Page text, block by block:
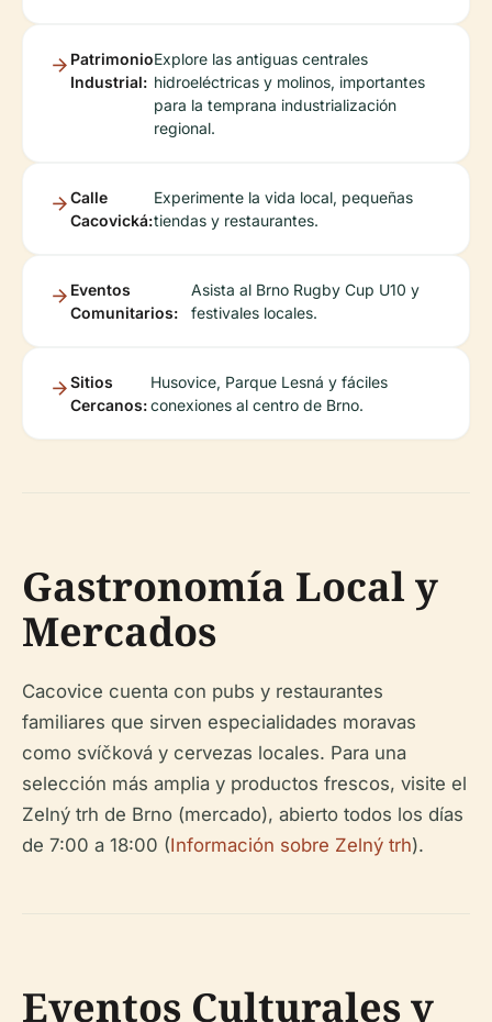
Patrimonio
Industrial:
Explore las antiguas centrales
hidroeléctricas y molinos, importantes
para la temprana industrialización
regional.
Calle
Cacovická:
Experimente la vida local, pequeñas
tiendas y restaurantes.
Eventos
Comunitarios:
Asista al Brno Rugby Cup U10 y
festivales locales.
Sitios
Cercanos:
Husovice, Parque Lesná y fáciles
conexiones al centro de Brno.
Gastronomía Local y
Mercados
Cacovice cuenta con pubs y restaurantes
familiares que sirven especialidades moravas
como svíčková y cervezas locales. Para una
selección más amplia y productos frescos, visite el
Zelný trh de Brno (mercado), abierto todos los días
de 7:00 a 18:00 (Información sobre Zelný trh).
Eventos Culturales y